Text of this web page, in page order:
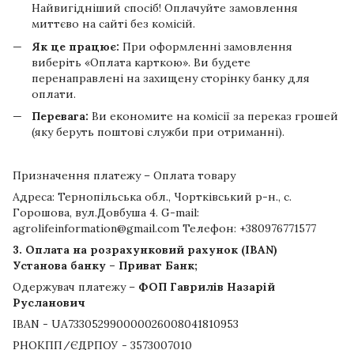
Найвигідніший спосіб! Оплачуйте замовлення
миттєво на сайті без комісій.
Як це працює: При оформленні замовлення
виберіть «Оплата карткою». Ви будете
перенаправлені на захищену сторінку банку для
оплати.
Перевага: Ви економите на комісії за переказ грошей
(яку беруть поштові служби при отриманні).
Призначення платежу – Оплата товару
Адреса: Тернопільська обл., Чортківський р-н., с.
Горошова, вул.Довбуша 4. G-mail:
agrolifeinformation@gmail.com Телефон: +380976771577
3. Оплата на розрахунковий рахунок (IBAN)
Установа банку – Приват Банк;
Одержувач платежу – ФОП Гаврилів Назарій
Русланович
IBAN - UA733052990000026008041810953
РНОКПП/ЄДРПОУ - 3573007010